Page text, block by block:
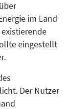
im Land
eingestellt
Der Nutzer